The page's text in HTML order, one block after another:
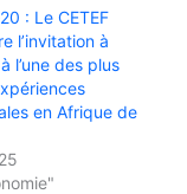
: Le CETEF
l’invitation à
l’une des plus
en Afrique de